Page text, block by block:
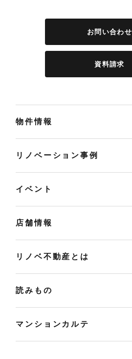
お問い合わせ
資料請求
物件情報
リノベーション事例
イベント
店舗情報
リノベ不動産とは
読みもの
マンションカルテ